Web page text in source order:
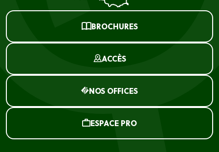
BROCHURES
ACCÈS
NOS OFFICES
ESPACE PRO